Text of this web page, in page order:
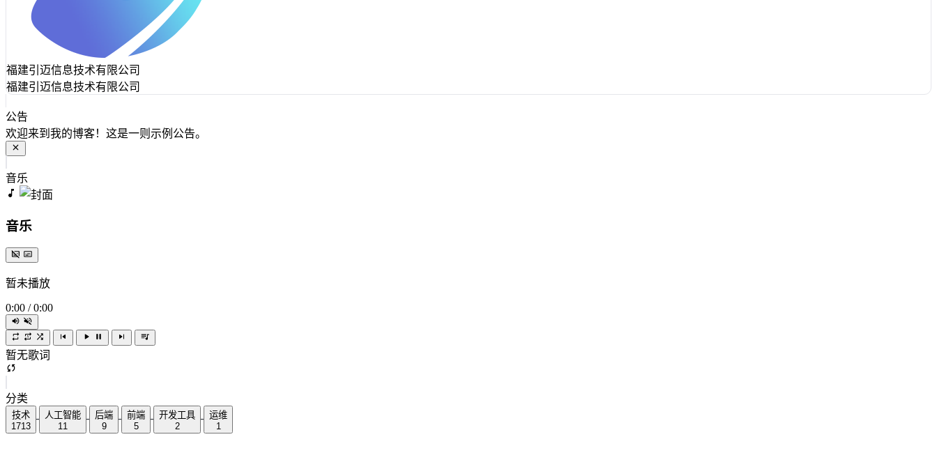
福建引迈信息技术有限公司
福建引迈信息技术有限公司
公告
欢迎来到我的博客！这是一则示例公告。
音乐
音乐
暂未播放
0:00 / 0:00
暂无歌词
分类
技术
1713
人工智能
11
后端
9
前端
5
开发工具
2
运维
1